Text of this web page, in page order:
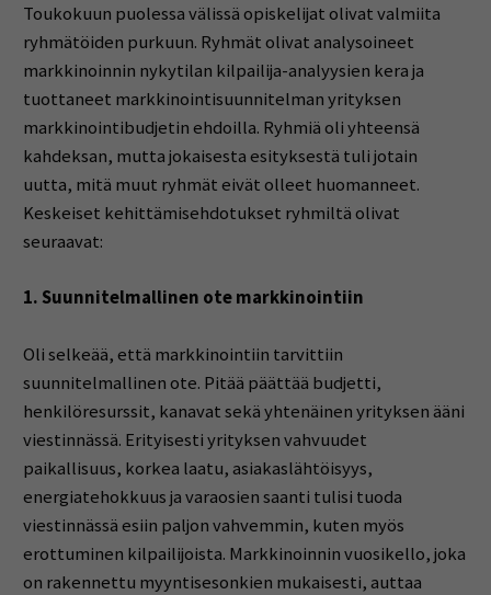
Toukokuun puolessa välissä opiskelijat olivat valmiita
ryhmätöiden purkuun. Ryhmät olivat analysoineet
markkinoinnin nykytilan kilpailija-analyysien kera ja
tuottaneet markkinointisuunnitelman yrityksen
markkinointibudjetin ehdoilla. Ryhmiä oli yhteensä
kahdeksan, mutta jokaisesta esityksestä tuli jotain
uutta, mitä muut ryhmät eivät olleet huomanneet.
Keskeiset kehittämisehdotukset ryhmiltä olivat
seuraavat:
1. Suunnitelmallinen ote markkinointiin
Oli selkeää, että markkinointiin tarvittiin
suunnitelmallinen ote. Pitää päättää budjetti,
henkilöresurssit, kanavat sekä yhtenäinen yrityksen ääni
viestinnässä. Erityisesti yrityksen vahvuudet
paikallisuus, korkea laatu, asiakaslähtöisyys,
energiatehokkuus ja varaosien saanti tulisi tuoda
viestinnässä esiin paljon vahvemmin, kuten myös
erottuminen kilpailijoista. Markkinoinnin vuosikello, joka
on rakennettu myyntisesonkien mukaisesti, auttaa